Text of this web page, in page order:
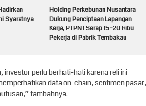
Syaratnya
Holding Perkebunan Nusantara
Dukung Penciptaan Lapangan
Kerja, PTPN I Serap 15–20 Ribu
Pekerja di Pabrik Tembakau
investor perlu berhati-hati karena reli ini
data on-chain, sentimen pasar,
tambahnya.